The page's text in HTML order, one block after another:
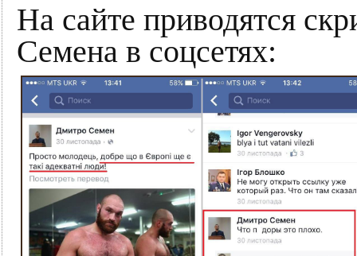
На сайте приводятся
Семена в соцсетях: